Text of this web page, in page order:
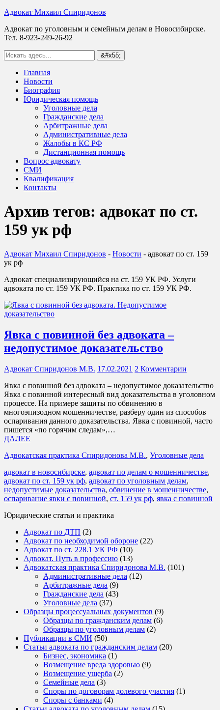
Адвокат Михаил Спиридонов
Адвокат по уголовным и семейным делам в Новосибирске.
Тел. 8-923-249-26-92
Главная
Новости
Биография
Юридическая помощь
Уголовные дела
Гражданские дела
Арбитражные дела
Административные дела
Жалобы в КС РФ
Дистанционная помощь
Вопрос адвокату
СМИ
Квалификация
Контакты
Архив тегов: адвокат по ст.
159 ук рф
Адвокат Михаил Спиридонов - Новости - адвокат по ст. 159
ук рф
Адвокат специализирующийся на ст. 159 УК РФ. Услуги
адвоката по ст. 159 УК РФ. Практика по ст. 159 УК РФ.
Явка с повинной без адвоката –
недопустимое доказательство
Адвокат Спиридонов М.В. 17.02.2021 2 Комментарии
Явка с повинной без адвоката – недопустимое доказательство
Явка с повинной интересный вид доказательства в уголовном
процессе. На примере защиты по обвинению в
многоэпизодном мошенничестве, разберу один из способов
оспаривания данного доказательства. Явка с повинной, часто
пишется «по горячим следам»,…
ДАЛЕЕ
Адвокатская практика Спиридонова М.В., Уголовные дела
адвокат в новосибирске, адвокат по делам о мошенничестве,
адвокат по ст. 159 ук рф, адвокат по уголовным делам,
недопустимые доказательства, обвинение в мошенничестве,
оспаривание явки с повинной, ст. 159 ук рф, явка с повинной
Юридические статьи и практика
Адвокат по ДТП (2)
Адвокат по необходимой обороне (22)
Адвокат по ст. 228.1 УК РФ (10)
Адвокат. Путь в профессию (13)
Адвокатская практика Спиридонова М.В. (101)
Административные дела (12)
Арбитражные дела (9)
Гражданские дела (43)
Уголовные дела (37)
Образцы процессуальных документов (9)
Образцы по гражданским делам (6)
Образцы по уголовным делам (2)
Публикации в СМИ (50)
Статьи адвоката по гражданским делам (20)
Бизнес, экономика (1)
Возмещение вреда здоровью (9)
Возмещение ущерба (2)
Семейные дела (3)
Споры по договорам долевого участия (1)
Споры с банками (4)